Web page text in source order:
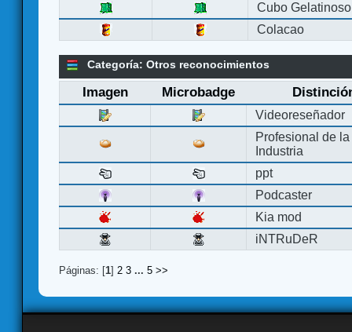
Cubo Gelatinoso
Colacao
Categoría: Otros reconocimientos
Imagen Microbadge
Videoreseñador
Profesional de la
Industria
ppt
Podcaster
Kia mod
iNTRuDeR
Páginas: [1] 2 3 ... 5 >>